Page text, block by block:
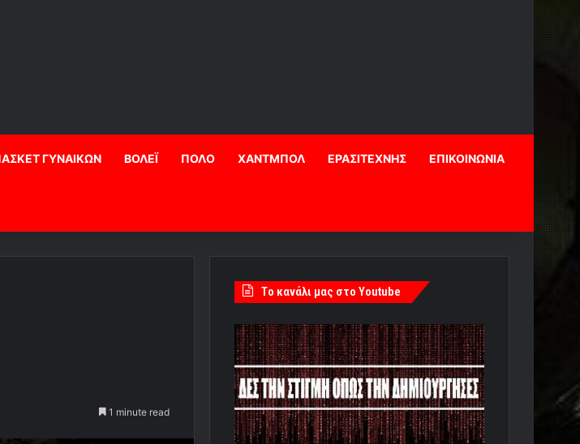
ΓΥΝΑΙΚΩΝ ΒΟΛΕΪ ΠΟΛΟ ΧΑΝΤΜΠΟΛ ΕΡΑΣΙΤΕΧΝΗΣ ΕΠΙΚΟΙΝΩΝΙΑ
1 minute read
Tο κανάλι μας στο Youtube